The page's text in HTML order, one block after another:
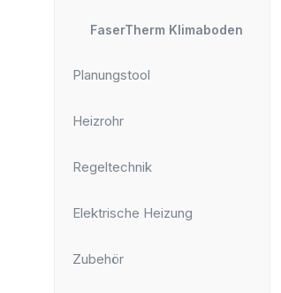
FaserTherm Klimaboden
Planungstool
Heizrohr
Regeltechnik
Elektrische Heizung
Zubehör